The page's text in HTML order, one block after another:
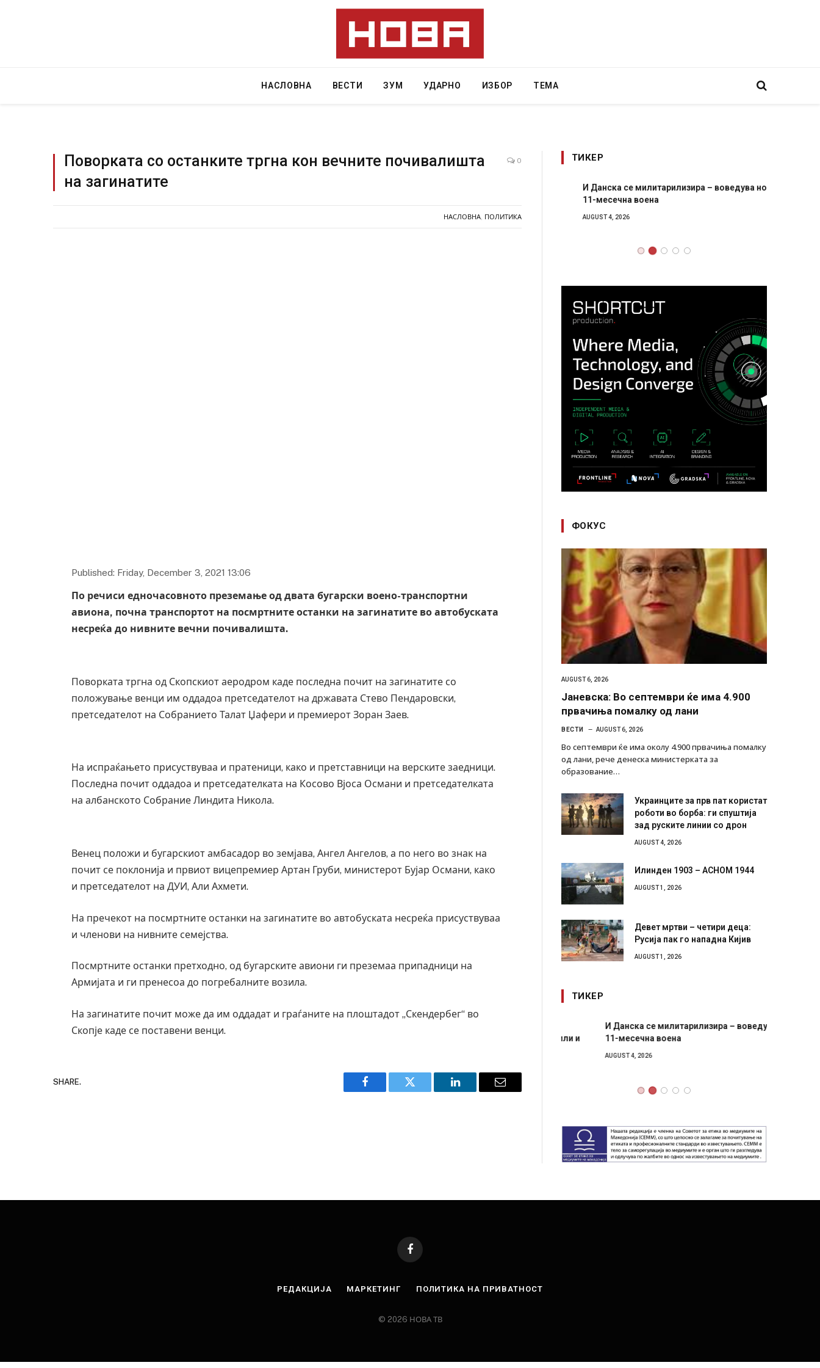
НАСЛОВНА ВЕСТИ ЗУМ УДАРНО ИЗБОР ТЕМА
Поворката со останките тргна кон вечните почивалишта
на загинатите
0
НАСЛОВНА ПОЛИТИКА
Published: Friday, December 3, 2021 13:06
По речиси едночасовното преземање од двата бугарски воено-транспортни
авиона, почна транспортот на посмртните останки на загинатите во автобуската
несреќа до нивните вечни почивалишта.
Поворката тргна од Скопскиот аеродром каде последна почит на загинатите со
положување венци им оддадоа претседателот на државата Стево Пендаровски,
претседателот на Собранието Талат Џафери и премиерот Зоран Заев.
На испраќањето присуствуваа и пратеници, како и претставници на верските заедници.
Последна почит оддадоа и претседателката на Косово Вјоса Османи и претседателката
на албанското Собрание Линдита Никола.
Венец положи и бугарскиот амбасадор во земјава, Ангел Ангелов, а по него во знак на
почит се поклонија и првиот вицепремиер Артан Груби, министерот Бујар Османи, како
и претседателот на ДУИ, Али Ахмети.
На пречекот на посмртните останки на загинатите во автобуската несреќа присуствуваа
и членови на нивните семејства.
Посмртните останки претходно, од бугарските авиони ги преземаа припадници на
Армијата и ги пренесоа до погребалните возила.
На загинатите почит може да им оддадат и граѓаните на плоштадот „Скендербег“ во
Скопје каде се поставени венци.
SHARE.
Facebook Twitter LinkedIn Email
ТИКЕР
Грција: Горат Парос, Андрос, Калимнос, Крит, …
И Данска се милитарилизира – воведува нова
11-месечна воена
AUGUST 4, 2026
ФОКУС
AUGUST 6, 2026
Јаневска: Во септември ќе има 4.900
првачиња помалку од лани
ВЕСТИ AUGUST 6, 2026
Во септември ќе има околу 4.900 првачиња помалку
од лани, рече денеска министерката за
образование…
Украинците за прв пат користат
роботи во борба: ги спуштија
зад руските линии со дрон
AUGUST 4, 2026
Илинден 1903 – АСНОМ 1944
AUGUST 1, 2026
Девет мртви – четири деца:
Русија пак го нападна Кијив
AUGUST 1, 2026
ТИКЕР
И Данска се милитарилизира – воведува нова
11-месечна воена
AUGUST 4, 2026
Facebook